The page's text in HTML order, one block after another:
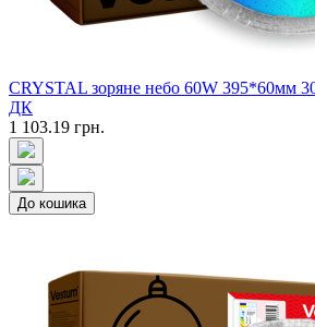
CRYSTAL зоряне небо 60W 395*60мм
ДК
1 103.19 грн.
До кошика